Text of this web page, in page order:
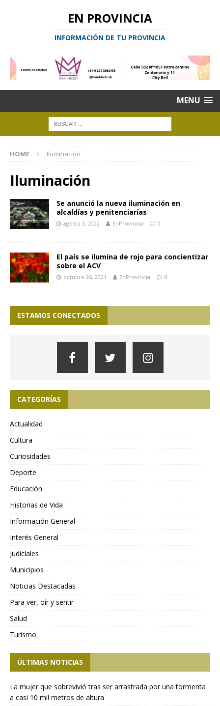
EN PROVINCIA
INFORMACIÓN DE TU PROVINCIA
MENU
HOME Iluminación
Iluminación
Se anunció la nueva iluminación en
alcaldías y penitenciarías
agosto 3, 2022 EnProvincia 0
El país se ilumina de rojo para concientizar
sobre el ACV
octubre 26, 2021 EnProvincia 0
ESTAMOS CONECTADOS
CATEGORÍAS
Actualidad
Cultura
Curiosidades
Deporte
Educación
Historias de Vida
Información General
Interés General
Judiciales
Municipios
Noticias Destacadas
Para ver, oír y sentir
Salud
Turismo
ÚLTIMAS NOTICIAS
La mujer que sobrevivió tras ser arrastrada por una tormenta
a casi 10 mil metros de altura